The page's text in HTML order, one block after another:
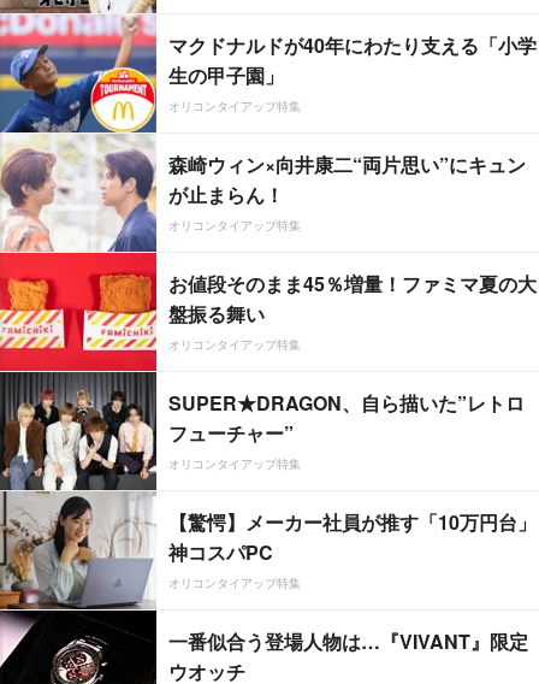
マクドナルドが40年にわたり支える「小学
生の甲子園」
オリコンタイアップ特集
森崎ウィン×向井康二“両片思い”にキュン
が止まらん！
オリコンタイアップ特集
お値段そのまま45％増量！ファミマ夏の大
盤振る舞い
オリコンタイアップ特集
SUPER★DRAGON、自ら描いた”レトロ
フューチャー”
オリコンタイアップ特集
【驚愕】メーカー社員が推す「10万円台」
神コスパPC
オリコンタイアップ特集
一番似合う登場人物は…『VIVANT』限定
ウオッチ